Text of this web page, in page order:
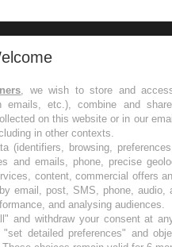
les semaines les meilleures
, we wish to store and
emails, etc.), combine and
on this website or in our
in other contexts.
(identifiers, browsing,
and emails, phone, precise
content, commercial offers
email, post, SMS, phone, audio,
and analysing audiences.
and withdraw your consent at
detailed preferences" and